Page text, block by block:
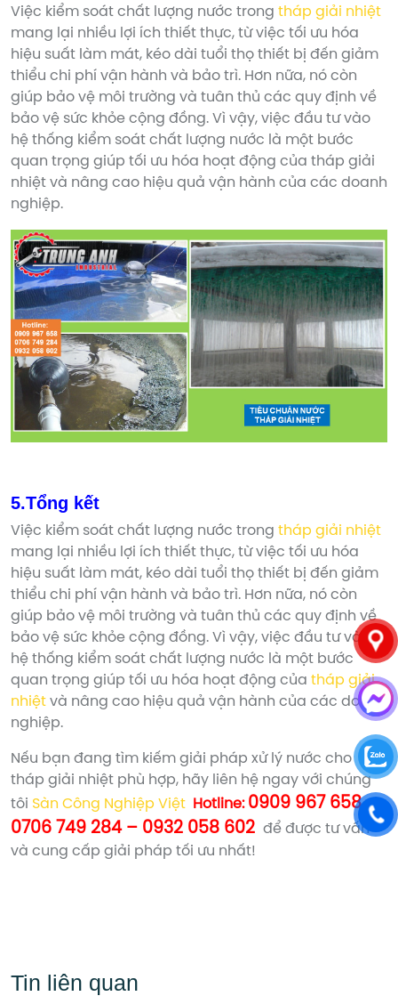
Việc kiểm soát chất lượng nước trong tháp giải nhiệt
mang lại nhiều lợi ích thiết thực, từ việc tối ưu hóa
hiệu suất làm mát, kéo dài tuổi thọ thiết bị đến giảm
thiểu chi phí vận hành và bảo trì. Hơn nữa, nó còn
giúp bảo vệ môi trường và tuân thủ các quy định về
bảo vệ sức khỏe cộng đồng. Vì vậy, việc đầu tư vào
hệ thống kiểm soát chất lượng nước là một bước
quan trọng giúp tối ưu hóa hoạt động của tháp giải
nhiệt và nâng cao hiệu quả vận hành của các doanh
nghiệp.
5.Tổng kết
Việc kiểm soát chất lượng nước trong tháp giải nhiệt
mang lại nhiều lợi ích thiết thực, từ việc tối ưu hóa
hiệu suất làm mát, kéo dài tuổi thọ thiết bị đến giảm
thiểu chi phí vận hành và bảo trì. Hơn nữa, nó còn
giúp bảo vệ môi trường và tuân thủ các quy định về
bảo vệ sức khỏe cộng đồng. Vì vậy, việc đầu tư vào
hệ thống kiểm soát chất lượng nước là một bước
quan trọng giúp tối ưu hóa hoạt động của tháp giải
nhiệt và nâng cao hiệu quả vận hành của các doanh
nghiệp.
Nếu bạn đang tìm kiếm giải pháp xử lý nước cho
tháp giải nhiệt phù hợp, hãy liên hệ ngay với chúng
tôi Sàn Công Nghiệp Việt Hotline: 0909 967 658 –
0706 749 284 – 0932 058 602 để được tư vấn
và cung cấp giải pháp tối ưu nhất!
Tin liên quan